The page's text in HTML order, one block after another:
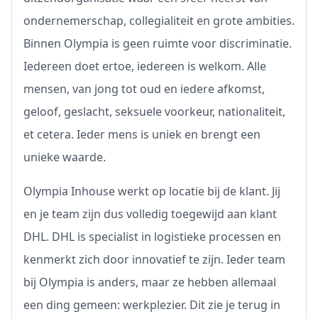
ondernemerschap, collegialiteit en grote ambities.
Binnen Olympia is geen ruimte voor discriminatie.
Iedereen doet ertoe, iedereen is welkom. Alle
mensen, van jong tot oud en iedere afkomst,
geloof, geslacht, seksuele voorkeur, nationaliteit,
et cetera. Ieder mens is uniek en brengt een
unieke waarde.
Olympia Inhouse werkt op locatie bij de klant. Jij
en je team zijn dus volledig toegewijd aan klant
DHL. DHL is specialist in logistieke processen en
kenmerkt zich door innovatief te zijn. Ieder team
bij Olympia is anders, maar ze hebben allemaal
een ding gemeen: werkplezier. Dit zie je terug in